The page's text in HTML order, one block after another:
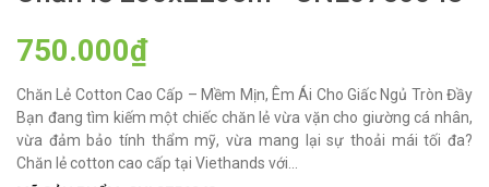
750.000₫
Chăn Lẻ Cotton Cao Cấp – Mềm Mịn, Êm Ái Cho Giấc Ngủ Tròn Đầy
Bạn đang tìm kiếm một chiếc chăn lẻ vừa vặn cho giường cá nhân,
vừa đảm bảo tính thẩm mỹ, vừa mang lại sự thoải mái tối đa?
Chăn lẻ cotton cao cấp tại Viethands với...